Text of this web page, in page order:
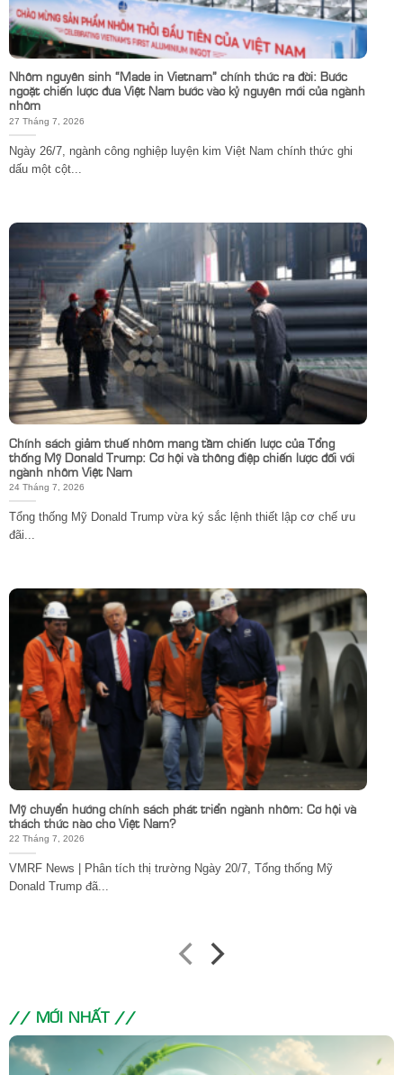
Nhôm nguyên sinh “Made in Vietnam” chính thức ra đời: Bước
ngoặt chiến lược đưa Việt Nam bước vào kỷ nguyên mới của ngành
nhôm
27 Tháng 7, 2026
Ngày 26/7, ngành công nghiệp luyện kim Việt Nam chính thức ghi
dấu một cột...
Chính sách giảm thuế nhôm mang tầm chiến lược của Tổng
thống Mỹ Donald Trump: Cơ hội và thông điệp chiến lược đối với
ngành nhôm Việt Nam
24 Tháng 7, 2026
Tổng thống Mỹ Donald Trump vừa ký sắc lệnh thiết lập cơ chế ưu
đãi...
Mỹ chuyển hướng chính sách phát triển ngành nhôm: Cơ hội và
thách thức nào cho Việt Nam?
22 Tháng 7, 2026
VMRF News | Phân tích thị trường Ngày 20/7, Tổng thống Mỹ
Donald Trump đã...
// MỚI NHẤT //